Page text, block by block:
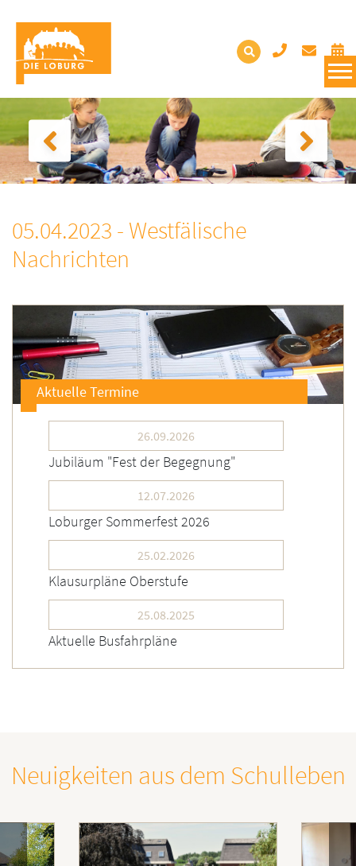
05.04.2023 - Westfälische
Nachrichten
Aktuelle Termine
26.09.2026
Jubiläum "Fest der Begegnung"
12.07.2026
Loburger Sommerfest 2026
25.02.2026
Klausurpläne Oberstufe
25.08.2025
Aktuelle Busfahrpläne
Neuigkeiten aus dem Schulleben